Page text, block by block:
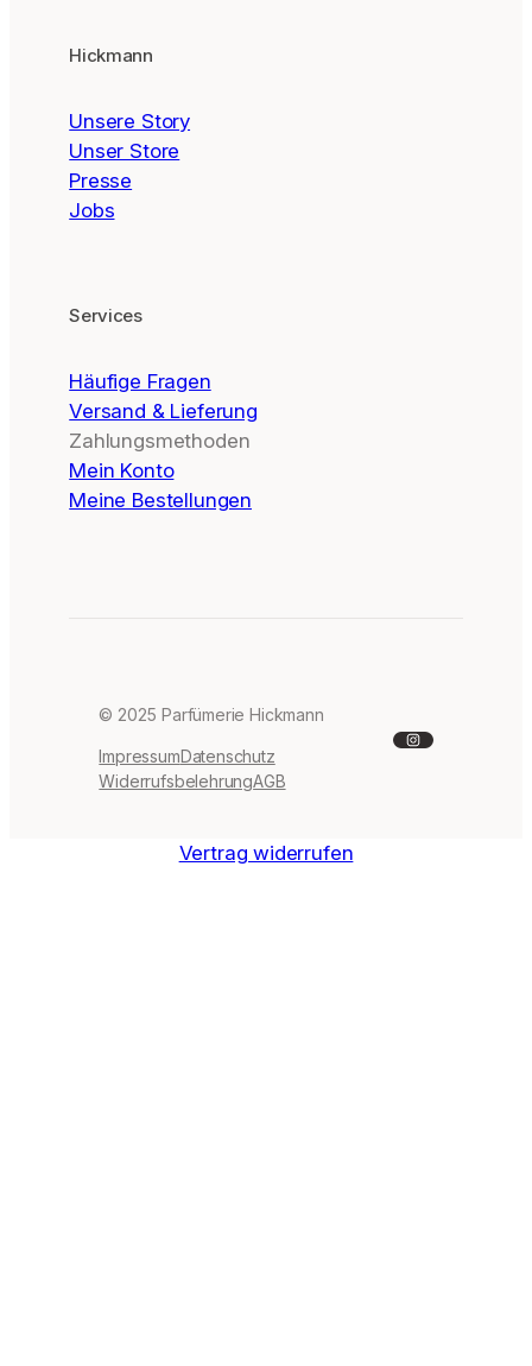
Hickmann
Unsere Story
Unser Store
Presse
Jobs
Services
Häufige Fragen
Versand & Lieferung
Zahlungsmethoden
Mein Konto
Meine Bestellungen
© 2025 Parfümerie Hickmann
ImpressumDatenschutz
WiderrufsbelehrungAGB
Instagram
Vertrag widerrufen